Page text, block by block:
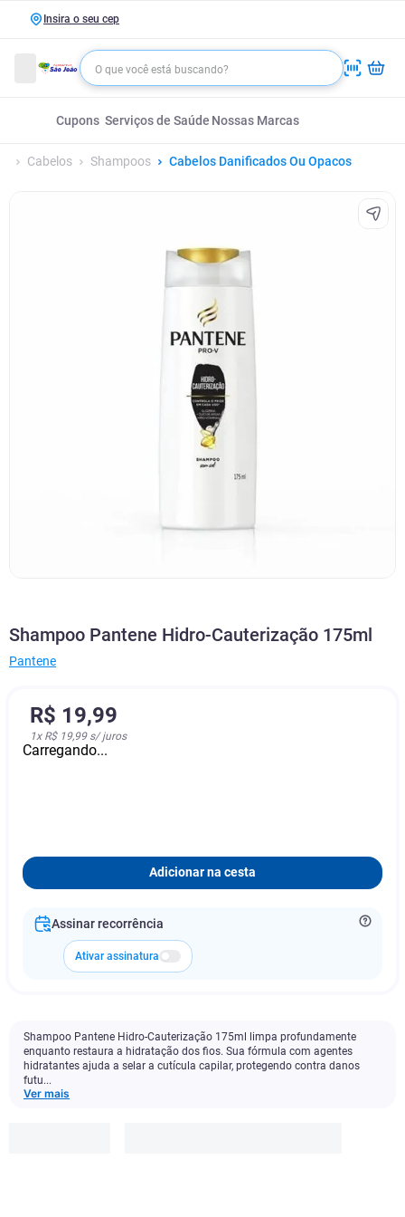
Insira o seu cep
Cupons Serviços de Saúde Nossas Marcas
Cabelos Shampoos Cabelos Danificados Ou Opacos
Shampoo Pantene Hidro-Cauterização 175ml
Pantene
R$ 19,99
1x R$ 19,99s/ juros
Carregando...
Adicionar na cesta
Assinar recorrência
Ativar assinatura
Shampoo Pantene Hidro-Cauterização 175ml limpa profundamente
enquanto restaura a hidratação dos fios. Sua fórmula com agentes
hidratantes ajuda a selar a cutícula capilar, protegendo contra danos
futu...
Ver mais